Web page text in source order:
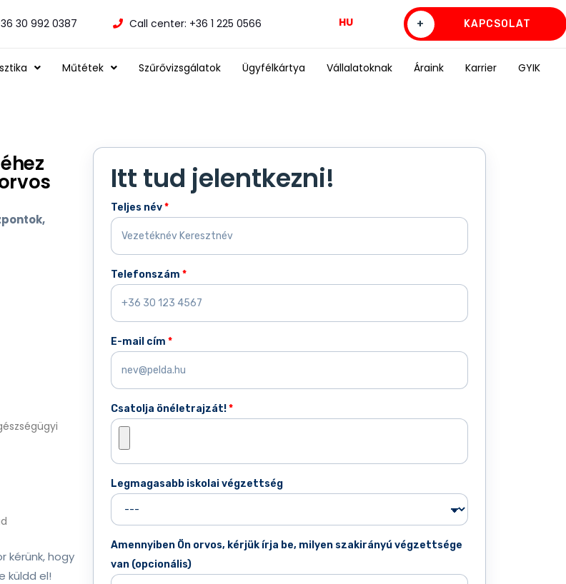
30 992 0387 Call center: +36 1 225 0566 HU + KAPCSOLAT
Műtétek Szűrővizsgálatok Ügyfélkártya Vállalatoknak Áraink Karrier GYIK
kérünk, hogy
küldd el!
Itt tud jelentkezni!
Teljes név*
Telefonszám *
E-mail cím *
Csatolja önéletrajzát!*
Legmagasabb iskolai végzettség
Amennyiben Ön orvos, kérjük írja be, milyen szakirányú végzettsége
van (opcionális)